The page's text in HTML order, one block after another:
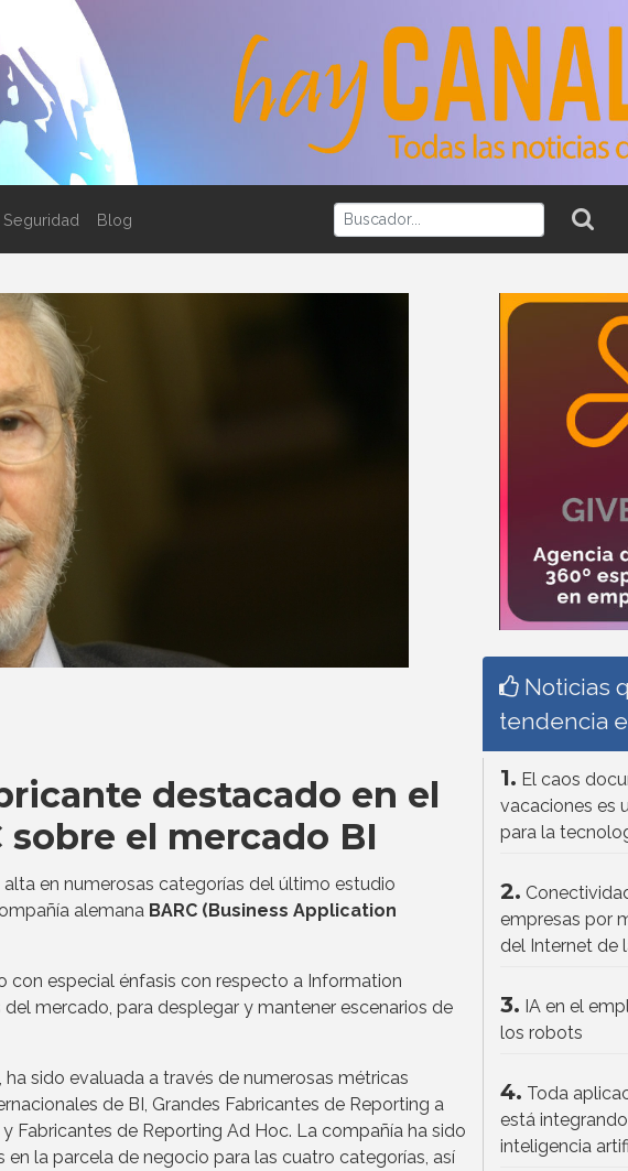
Seguridad Blog
destacado en el
el mercado BI
en numerosas categorías del último estudio
alemana BARC (Business Application
con especial énfasis con respecto a Information
mercado, para desplegar y mantener escenarios de
sido evaluada a través de numerosas métricas
de BI, Grandes Fabricantes de Reporting a
Fabricantes de Reporting Ad Hoc. La compañía ha sido
la parcela de negocio para las cuatro categorías, así
Noticias
tendencia
1. El caos
vacaciones es
para la
2.
empresas por
del Internet de
3. IA en el
los robots
4. Toda
está
inteligencia